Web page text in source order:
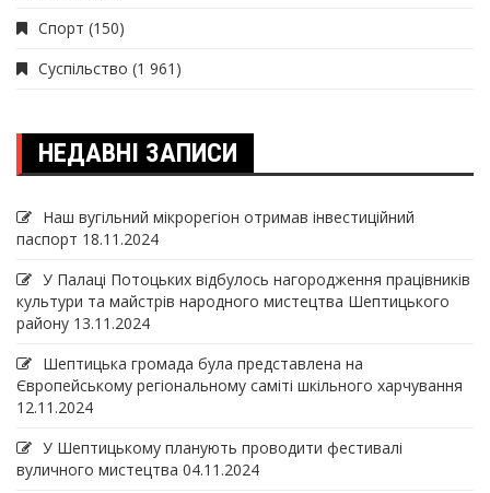
Спорт (150)
Суспільство (1 961)
НЕДАВНІ ЗАПИСИ
Наш вугільний мікрорегіон отримав інвеcтиційний
паспорт 18.11.2024
У Палаці Потоцьких відбулось нагородження працівників
культури та майстрів народного мистецтва Шептицького
району 13.11.2024
Шептицька громада була представлена на
Європейському регіональному саміті шкільного харчування
12.11.2024
У Шептицькому планують проводити фестивалі
вуличного мистецтва 04.11.2024